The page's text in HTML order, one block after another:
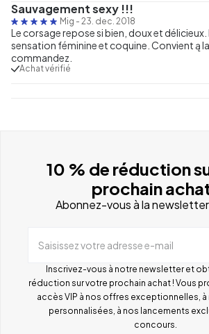
Sauvagement sexy !!!
Mig - 23. dec. 2018
Le corsage repose si bien, doux et délicieux.
sensation féminine et coquine. Convient ą
commandez.
Achat vérifié
10 % de réduction
prochain
Abonnez-vous à la
Saisissez votre adresse e-mail
Inscrivez-vous à notre newsletter et
réduction sur votre prochain achat ! Vous
accès VIP à nos offres exceptionnelles,
personnalisées, à nos lancements
concours.